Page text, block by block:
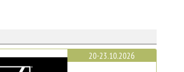
20-23.10.2026